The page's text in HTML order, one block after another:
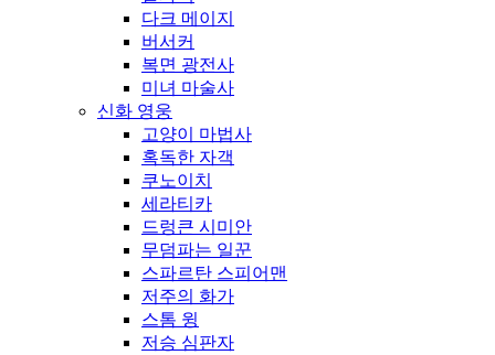
다크 메이지
버서커
복면 광전사
미녀 마술사
신화 영웅
고양이 마법사
혹독한 자객
쿠노이치
세라티카
드렁큰 시미안
무덤파는 일꾼
스파르탄 스피어맨
저주의 화가
스톰 윙
저승 심판자